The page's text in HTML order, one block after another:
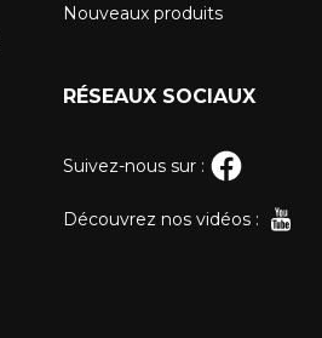
Nouveaux produits
RÉSEAUX SOCIAUX
Suivez-nous sur :
Découvrez nos vidéos :